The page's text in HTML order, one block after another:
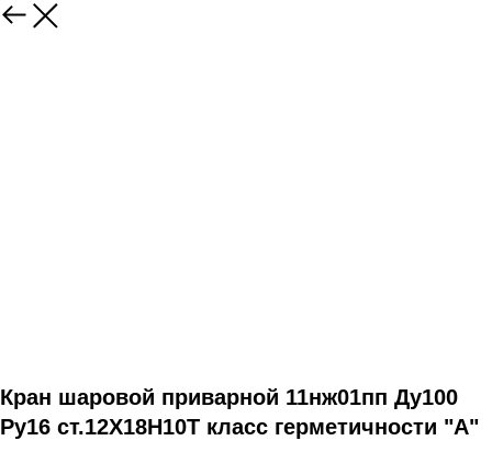
Кран шаровой приварной 11нж01пп Ду100
Ру16 ст.12Х18Н10Т класс герметичности "А"